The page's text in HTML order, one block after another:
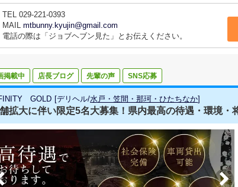
TEL 029-221-0393
MAIL mtbunny.kyujin@gmail.com
電話の際は「ジョブヘブン見た」とお伝えください。
掲載中 店長ブログ 先輩の声 SNS応募
GOLD [デリヘル/水戸・笠間・那珂・ひたちなか]
拡大に伴い限定5名大募集！県内最高の待遇・環境・